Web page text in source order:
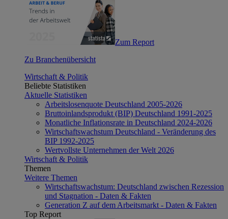
Zum Report
Zu Branchenübersicht
Wirtschaft & Politik
Beliebte Statistiken
Aktuelle Statistiken
Arbeitslosenquote Deutschland 2005-2026
Bruttoinlandsprodukt (BIP) Deutschland 1991-2025
Monatliche Inflationsrate in Deutschland 2024-2026
Wirtschaftswachstum Deutschland - Veränderung des
BIP 1992-2025
Wertvollste Unternehmen der Welt 2026
Wirtschaft & Politik
Themen
Weitere Themen
Wirtschaftswachstum: Deutschland zwischen Rezession
und Stagnation - Daten & Fakten
Generation Z auf dem Arbeitsmarkt - Daten & Fakten
Top Report